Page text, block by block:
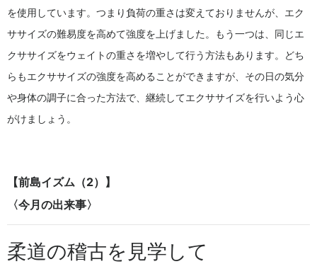
を使用しています。つまり負荷の重さは変えておりませんが、エク
ササイズの難易度を高めて強度を上げました。もう一つは、同じエ
クササイズをウェイトの重さを増やして行う方法もあります。どち
らもエクササイズの強度を高めることができますが、その日の気分
や身体の調子に合った方法で、継続してエクササイズを行いよう心
がけましょう。
【前島イズム（2）】
〈今月の出来事〉
柔道の稽古を見学して